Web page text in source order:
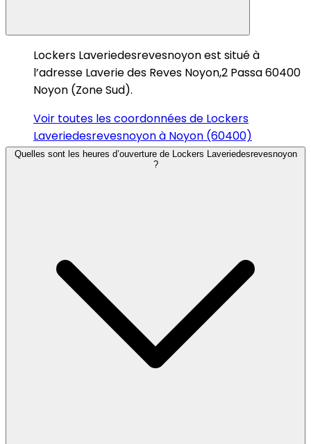
Lockers Laveriedesrevesnoyon est situé à
l’adresse Laverie des Reves Noyon,2 Passa 60400
Noyon (Zone Sud).
Voir toutes les coordonnées de Lockers
Laveriedesrevesnoyon à Noyon (60400)
Quelles sont les heures d’ouverture de Lockers Laveriedesrevesnoyon
?